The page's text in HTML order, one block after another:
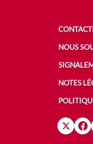
NOUS
NOTES